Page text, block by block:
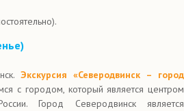
Экскурсия «Северодвинск – город
с городом, который является центром
Город Северодвинск является